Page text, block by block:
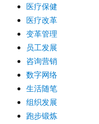
医疗保健
医疗改革
变革管理
员工发展
咨询营销
数字网络
生活随笔
组织发展
跑步锻炼